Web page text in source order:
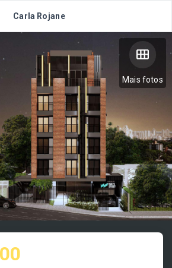
Carla Rojane
Mais fotos